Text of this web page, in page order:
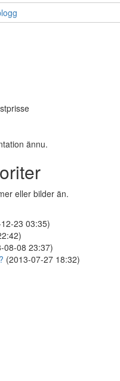
ännu.
eller bilder än.
23 03:35)
08-08 23:37)
(2013-07-27 18:32)